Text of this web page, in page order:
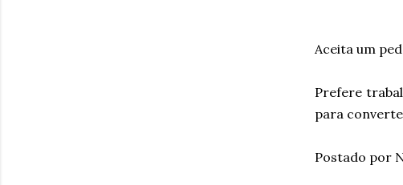
Aceita um
Prefere
para
Postado por